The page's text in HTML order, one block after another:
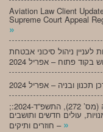
Aviation Law Client
Supreme Court Appeal
»
לעניין ניהול סיכוני אבטחת
;מעו”דכן מיסים – חוק לתיקון פקודת מס הכנסה (מס’ 272), התשפ”ד-2024:
עולים חדשים ותושבים
חוזרים ותיקים – »